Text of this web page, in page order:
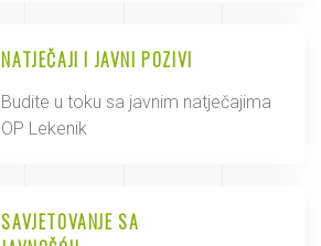
NATJEČAJI I JAVNI POZIVI
Budite u toku sa javnim natječajima
OP Lekenik
SAVJETOVANJE SA